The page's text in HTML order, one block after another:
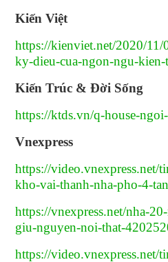
Kiến Việt
https://kienviet.net/2020/11/
ky-dieu-cua-ngon-ngu-kien-
Kiến Trúc & Đời Sống
https://ktds.vn/q-house-
Vnexpress
https://video.vnexpress.net/
kho-vai-thanh-nha-pho-4-
https://vnexpress.net/nha-
giu-nguyen-noi-that-
https://video.vnexpress.net/